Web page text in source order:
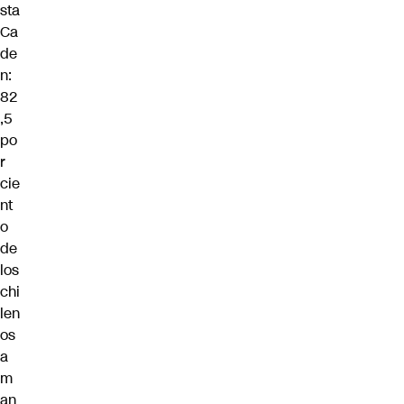
sta
Ca
de
n:
82
,5
po
r
cie
nt
o
de
los
chi
len
os
a
m
an